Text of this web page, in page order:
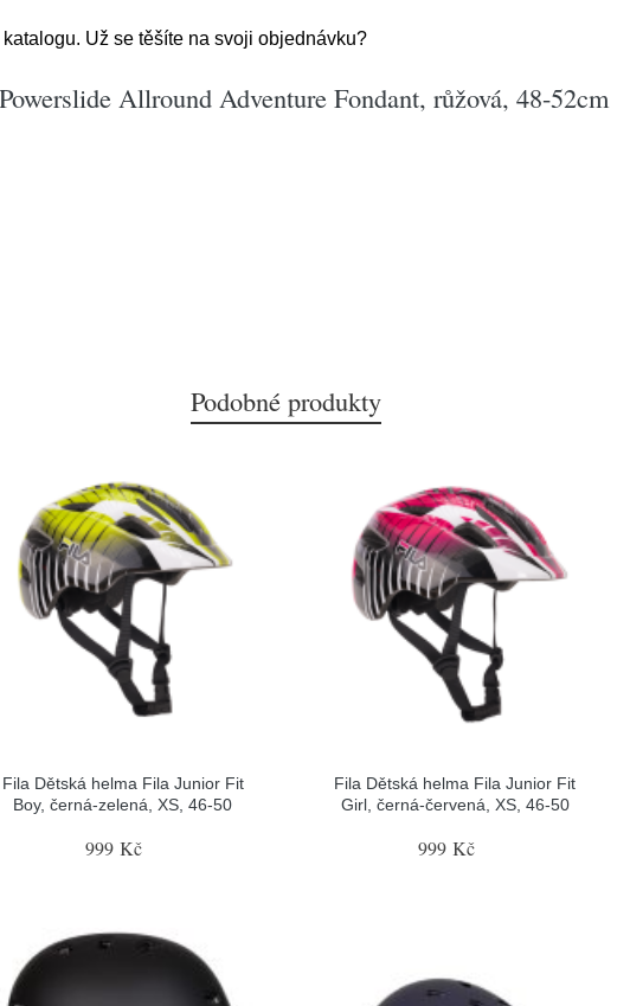
Už se těšíte na svoji objednávku?
Allround Adventure Fondant, růžová, 48-52cm
Podobné produkty
Fila Dětská helma Fila Junior Fit
Boy, černá-zelená, XS, 46-50
999 Kč
Fila Dětská helma Fila Junior Fit
Girl, černá-červená, XS, 46-50
999 Kč